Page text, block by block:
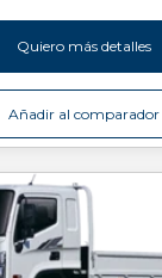
Quiero más detalles
Añadir al comparador